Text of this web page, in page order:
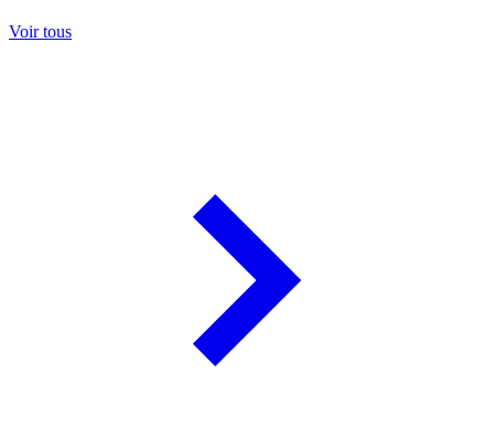
Voir tous